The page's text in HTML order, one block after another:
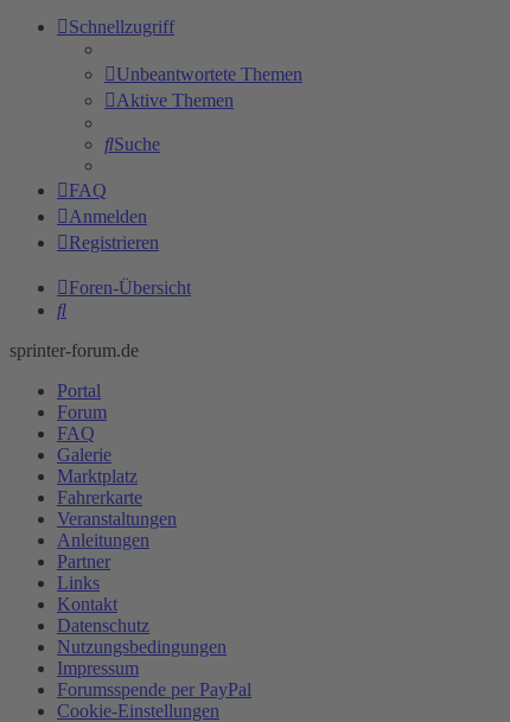
Schnellzugriff
Unbeantwortete Themen
Aktive Themen
Suche
FAQ
Anmelden
Registrieren
Foren-Übersicht
Suche
sprinter-forum.de
Portal
Forum
FAQ
Galerie
Marktplatz
Fahrerkarte
Veranstaltungen
Anleitungen
Partner
Links
Kontakt
Datenschutz
Nutzungsbedingungen
Impressum
Forumsspende per PayPal
Cookie-Einstellungen